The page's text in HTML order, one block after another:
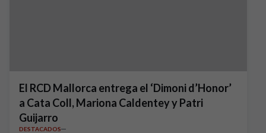
El RCD Mallorca entrega el ‘Dimoni d’Honor’
a Cata Coll, Mariona Caldentey y Patri
Guijarro
DESTACADOS